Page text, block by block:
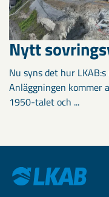
Nytt
Nu syns det hur
Anläggningen
1950-talet och ...